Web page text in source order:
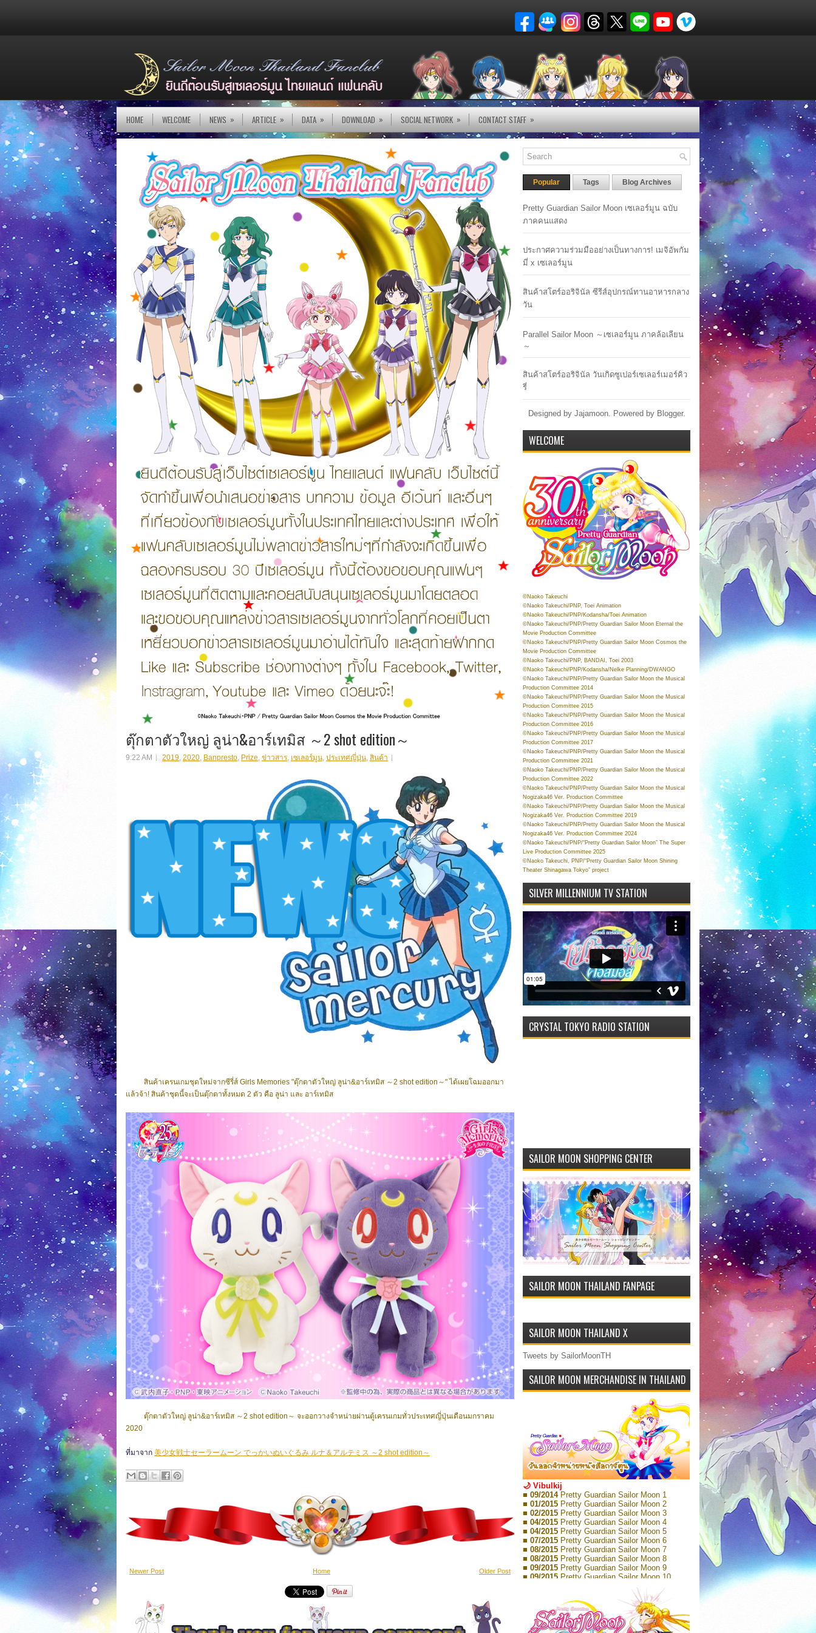
HOME WELCOME NEWS » ARTICLE » DATA » DOWNLOAD » SOCIAL NETWORK » CONTACT STAFF »
ตุ๊กตาตัวใหญ่ ลูน่า&อาร์เทมิส ～2 shot edition～
9:22 AM 2019, 2020, Banpresto, Prize, ข่าวสาร, เซเลอร์มูน, ประเทศญี่ปุ่น, สินค้า
สินค้าเครนเกมชุดใหม่จากซีรี่ส์ Girls Memories "ตุ๊กตาตัวใหญ่ ลูน่า&อาร์เทมิส ～2 shot edition～" ได้เผยโฉมออกมา
แล้วจ้า! สินค้าชุดนี้จะเป็นตุ๊กตาทั้งหมด 2 ตัว คือ ลูน่า และ อาร์เทมิส
ตุ๊กตาตัวใหญ่ ลูน่า&อาร์เทมิส ～2 shot edition～ จะออกวางจำหน่ายผ่านตู้เครนเกมทั่วประเทศญี่ปุ่นเดือนมกราคม
2020
ที่มาจาก 美少女戦士セーラームーン でっかいぬいぐるみ ルナ＆アルテミス ～2 shot edition～
Newer Post Older Post
Home
Popular Tags Blog Archives
Pretty Guardian Sailor Moon เซเลอร์มูน ฉบับ
ภาคคนแสดง
ประกาศความร่วมมืออย่างเป็นทางการ! เมจิอัพกัม
มี่ x เซเลอร์มูน
สินค้าสโตร์ออริจินัล ซีรีส์อุปกรณ์ทานอาหารกลาง
วัน
Parallel Sailor Moon ～เซเลอร์มูน ภาคล้อเลียน
～
สินค้าสโตร์ออริจินัล วันเกิดซูเปอร์เซเลอร์เมอร์คิว
รี่
Designed by Jajamoon. Powered by Blogger.
WELCOME
©Naoko Takeuchi
©Naoko Takeuchi/PNP, Toei Animation
©Naoko Takeuchi/PNP/Kodansha/Toei Animation
©Naoko Takeuchi/PNP/Pretty Guardian Sailor Moon Eternal the
Movie Production Committee
©Naoko Takeuchi/PNP/Pretty Guardian Sailor Moon Cosmos the
Movie Production Committee
©Naoko Takeuchi/PNP, BANDAI, Toei 2003
©Naoko Takeuchi/PNP/Kodansha/Nelke Planning/DWANGO
©Naoko Takeuchi/PNP/Pretty Guardian Sailor Moon the Musical
Production Committee 2014
©Naoko Takeuchi/PNP/Pretty Guardian Sailor Moon the Musical
Production Committee 2015
©Naoko Takeuchi/PNP/Pretty Guardian Sailor Moon the Musical
Production Committee 2016
©Naoko Takeuchi/PNP/Pretty Guardian Sailor Moon the Musical
Production Committee 2017
©Naoko Takeuchi/PNP/Pretty Guardian Sailor Moon the Musical
Production Committee 2021
©Naoko Takeuchi/PNP/Pretty Guardian Sailor Moon the Musical
Production Committee 2022
©Naoko Takeuchi/PNP/Pretty Guardian Sailor Moon the Musical
Nogizaka46 Ver. Production Committee
©Naoko Takeuchi/PNP/Pretty Guardian Sailor Moon the Musical
Nogizaka46 Ver. Production Committee 2019
©Naoko Takeuchi/PNP/Pretty Guardian Sailor Moon the Musical
Nogizaka46 Ver. Production Committee 2024
©Naoko Takeuchi/PNP/“Pretty Guardian Sailor Moon” The Super
Live Production Committee 2025
©Naoko Takeuchi, PNP/“Pretty Guardian Sailor Moon Shining
Theater Shinagawa Tokyo” project
SILVER MILLENNIUM TV STATION
CRYSTAL TOKYO RADIO STATION
SAILOR MOON SHOPPING CENTER
SAILOR MOON THAILAND FANPAGE
SAILOR MOON THAILAND X
Tweets by SailorMoonTH
SAILOR MOON MERCHANDISE IN THAILAND
🌙 Vibulkij
■ 09/2014 Pretty Guardian Sailor Moon 1
■ 01/2015 Pretty Guardian Sailor Moon 2
■ 02/2015 Pretty Guardian Sailor Moon 3
■ 04/2015 Pretty Guardian Sailor Moon 4
■ 04/2015 Pretty Guardian Sailor Moon 5
■ 07/2015 Pretty Guardian Sailor Moon 6
■ 08/2015 Pretty Guardian Sailor Moon 7
■ 08/2015 Pretty Guardian Sailor Moon 8
■ 09/2015 Pretty Guardian Sailor Moon 9
■ 09/2015 Pretty Guardian Sailor Moon 10
Pretty Guardian Sailor Moon 11
Pretty Guardian Sailor Moon 12
Pretty Guardian Sailor Moon Short
Stories 1
■ 09/2018Pretty Guardian Sailor Moon Short